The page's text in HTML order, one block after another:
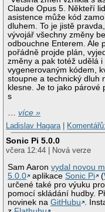
Claude Opus 5. Někteří
asistence může kód
dluhem. To je jistě
vývojář všechny změny
odbouchne Enterem. Ale
pořádně projde plán,
změny a pak totéž udělá i
vygenerovaným kódem,
stoupne a technický dluh
klesne. Je to jako párové
s
…více »
Ladislav Hagara
Sonic Pi 5.0.0
včera 12:44 | Nová verze
Sam Aaronvydal novou
5.0.0
aplikaceSonic Pi (
určené také pro výuku
pomocí skládání hudby.
novinek naGitHubu .